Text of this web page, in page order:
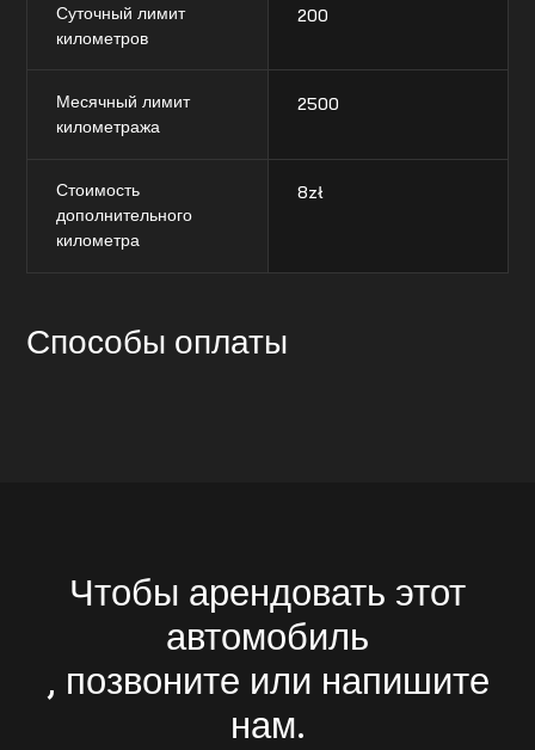
Суточный лимит
километров
200
Месячный лимит
километража
2500
Стоимость
дополнительного
километра
8zł
Способы оплаты
Чтобы арендовать этот
автомобиль
, позвоните или напишите
нам.